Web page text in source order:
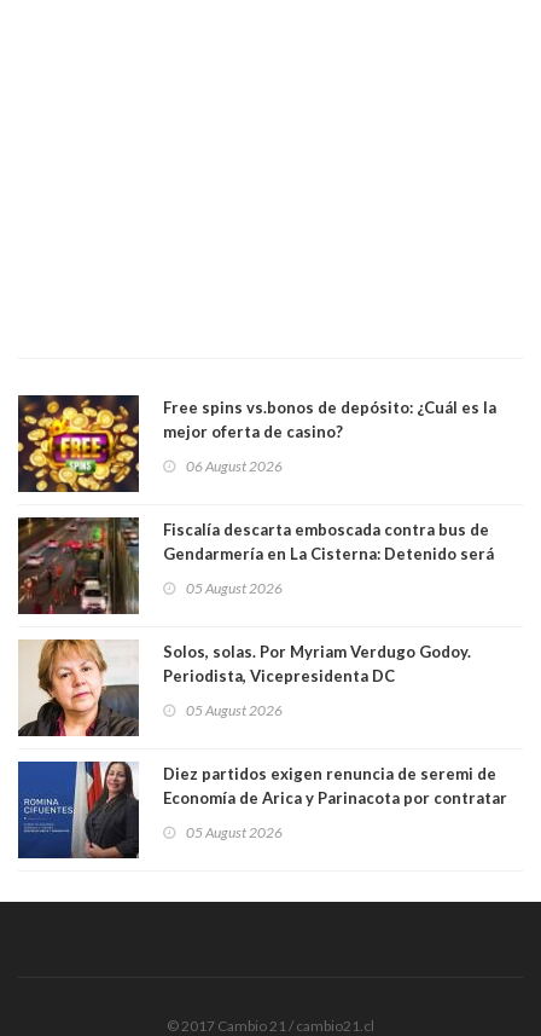
Free spins vs.bonos de depósito: ¿Cuál es la
mejor oferta de casino?
06 August 2026
Fiscalía descarta emboscada contra bus de
Gendarmería en La Cisterna: Detenido será
formalizado por robo
05 August 2026
Solos, solas. Por Myriam Verdugo Godoy.
Periodista, Vicepresidenta DC
05 August 2026
Diez partidos exigen renuncia de seremi de
Economía de Arica y Parinacota por contratar
solo a militantes del Gobierno. Entre ellas hay
una militante de RN, detenida con 47 kilos de
05 August 2026
© 2017 Cambio 21 / cambio21.cl